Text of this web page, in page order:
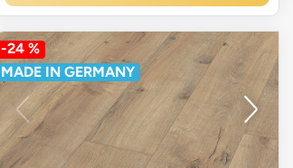
-24 %
MADE IN GERMANY